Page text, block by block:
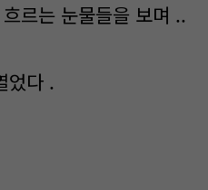
르는 눈물들을 보며 ..
었다 .